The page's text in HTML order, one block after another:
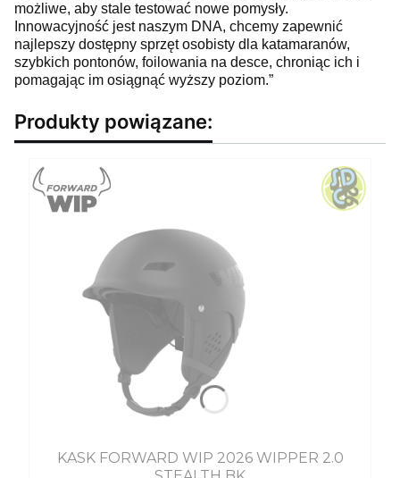
możliwe, aby stale testować nowe pomysły.
Innowacyjność jest naszym DNA, chcemy zapewnić
najlepszy dostępny sprzęt osobisty dla katamaranów,
szybkich pontonów, foilowania na desce, chroniąc ich i
pomagając im osiągnąć wyższy poziom.”
Produkty powiązane:
KASK FORWARD WIP 2026 WIPPER 2.0